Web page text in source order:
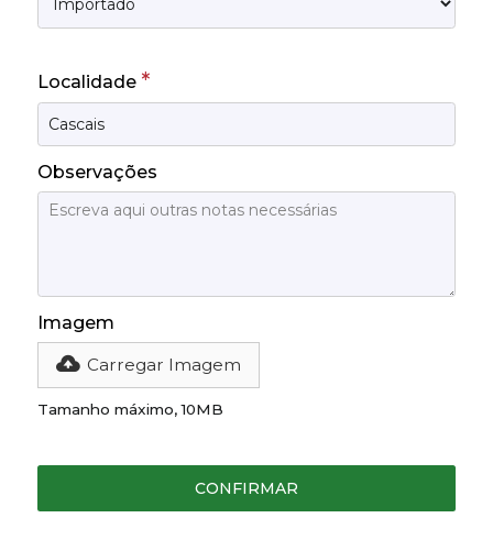
Localidade *
Observações
Imagem
Carregar Imagem
Tamanho máximo, 10MB